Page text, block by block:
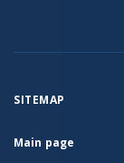
SITEMAP
Main page